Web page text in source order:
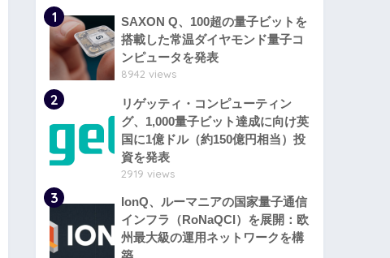
1
SAXON Q、100超の量子ビットを
搭載した常温ダイヤモンド量子コ
ンピュータを発表
8942 views
2
リゲッティ・コンピューティン
グ、1,000量子ビット達成に向け英
国に1億ドル（約150億円相当）投
資を発表
2919 views
3
IonQ、ルーマニアの国家量子通信
インフラ（RoNaQCI）を展開：欧
州最大級の運用ネットワークを構
築